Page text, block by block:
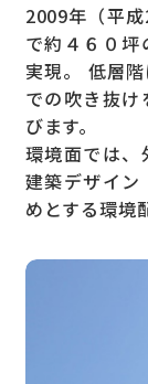
2009年（平
で約４６０
実現。 低層
での吹き抜
びます。
環境面では、
建築デザイン
めとする環境